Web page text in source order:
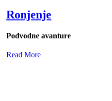
Ronjenje
Podvodne avanture
Read More